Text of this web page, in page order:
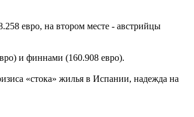
евро, на втором месте - австрийцы
и финнами (160.908 евро).
«стока» жилья в Испании, надежда на